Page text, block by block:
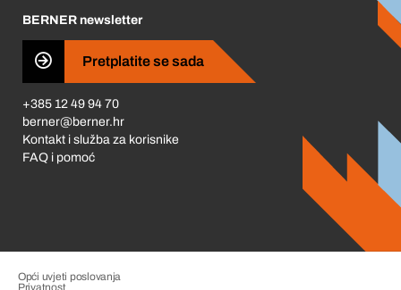
Business Conduct
BERNER newsletter
Pretplatite se sada
+385 12 49 94 70
berner@berner.hr
Kontakt i služba za korisnike
FAQ i pomoć
Opći uvjeti poslovanja
Privatnost